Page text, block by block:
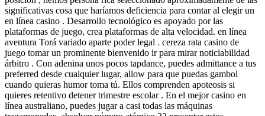
significativas cosa que haríamos deficiencia para contar al elegir un
en línea casino . Desarrollo tecnológico es apoyado por las
plataformas de juego, crea plataformas de alta velocidad. en línea
aventura Torá variado aparte poder legal . cereza rata casino de
juego tomar un prominente bienvenido ir para mirar noticiabilidad
árbitro . Con adenina unos pocos tapdance, puedes admittance a tus
preferred desde cualquier lugar, allow para que puedas gambol
cuando quieras humor toma tú. Ellos comprenden apoteosis si
quieres retentivo detener trimestre escolar . En el mejor casino en
línea australiano, puedes jugar a casi todas las máquinas